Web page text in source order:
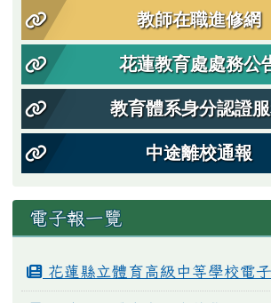
教師在職進修網
花蓮教育處處務公
教育體系身分認證
中途離校通報
電子報一覽
花蓮縣立體育高級中等學校電